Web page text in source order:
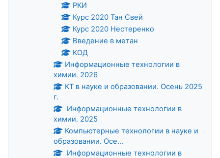
РКИ
Курс 2020 Тан Свей
Курс 2020 Нестеренко
Введение в метан
КОД
Информационные технологии в
химии. 2026
КТ в науке и образовании. Осень 2025
г.
Информационные технологии в
химии. 2025
Компьютерные технологии в науке и
образовании. Осе...
Информационные технологии в